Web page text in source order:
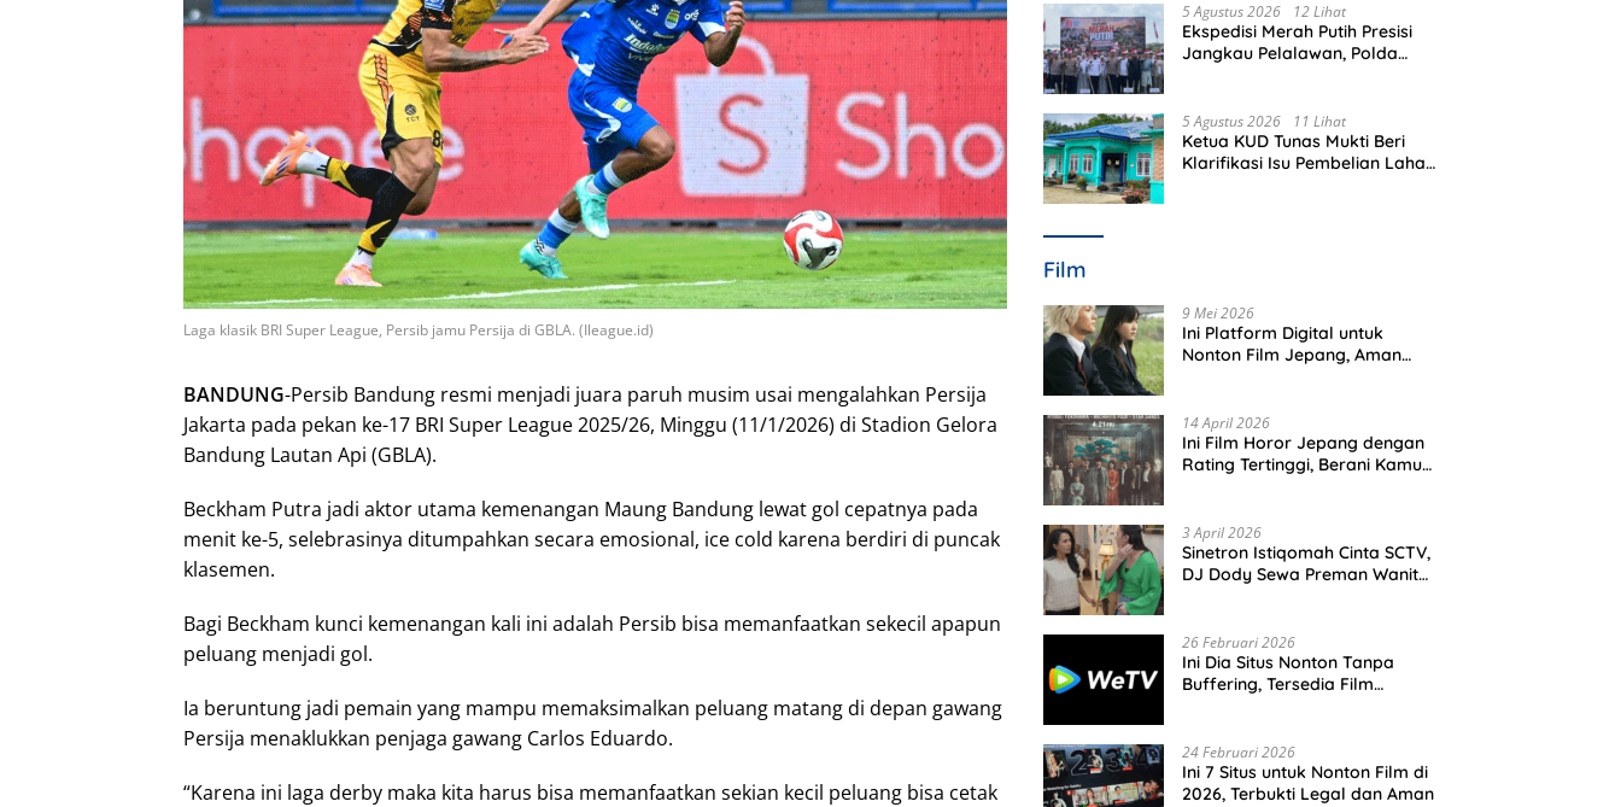
Laga klasik BRI Super League, Persib jamu Persija di GBLA. (Ileague.id)
BANDUNG-Persib Bandung resmi menjadi juara paruh musim usai mengalahkan Persija
Jakarta pada pekan ke-17 BRI Super League 2025/26, Minggu (11/1/2026) di Stadion Gelora
Bandung Lautan Api (GBLA).
Beckham Putra jadi aktor utama kemenangan Maung Bandung lewat gol cepatnya pada
menit ke-5, selebrasinya ditumpahkan secara emosional, ice cold karena berdiri di puncak
klasemen.
Bagi Beckham kunci kemenangan kali ini adalah Persib bisa memanfaatkan sekecil apapun
peluang menjadi gol.
Ia beruntung jadi pemain yang mampu memaksimalkan peluang matang di depan gawang
Persija menaklukkan penjaga gawang Carlos Eduardo.
“Karena ini laga derby maka kita harus bisa memanfaatkan sekian kecil peluang bisa cetak
5 Agustus 2026 12 Lihat
Ekspedisi Merah Putih Presisi
Jangkau Pelalawan, Polda
Terluar
5 Agustus 2026 11 Lihat
Ketua KUD Tunas Mukti Beri
Klarifikasi Isu Pembelian Lahan
Film
9 Mei 2026
Ini Platform Digital untuk
Nonton Film Jepang, Aman
14 April 2026
Ini Film Horor Jepang dengan
Rating Tertinggi, Berani Kamu
3 April 2026
Sinetron Istiqomah Cinta SCTV,
DJ Dody Sewa Preman Wanita,
26 Februari 2026
Ini Dia Situs Nonton Tanpa
Buffering, Tersedia Film
24 Februari 2026
Ini 7 Situs untuk Nonton Film di
2026, Terbukti Legal dan Aman